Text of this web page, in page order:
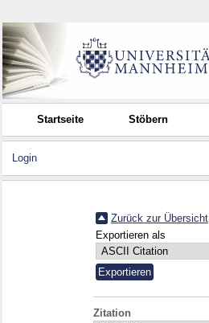
Startseite Stöbern
Login
Zurück zur Übersicht
Exportieren als
Zitation